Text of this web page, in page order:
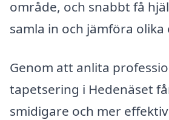
område, och snabbt få
samla in och jämföra olika
Genom att anlita
tapetsering i Hedenäset
smidigare och mer